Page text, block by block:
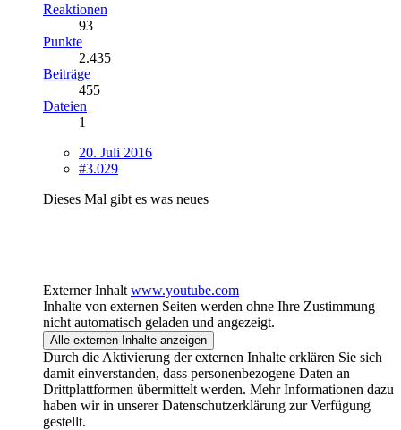
Reaktionen
93
Punkte
2.435
Beiträge
455
Dateien
1
20. Juli 2016
#3.029
Dieses Mal gibt es was neues
Externer Inhalt www.youtube.com
Inhalte von externen Seiten werden ohne Ihre Zustimmung
nicht automatisch geladen und angezeigt.
Alle externen Inhalte anzeigen
Durch die Aktivierung der externen Inhalte erklären Sie sich
damit einverstanden, dass personenbezogene Daten an
Drittplattformen übermittelt werden. Mehr Informationen dazu
haben wir in unserer Datenschutzerklärung zur Verfügung
gestellt.